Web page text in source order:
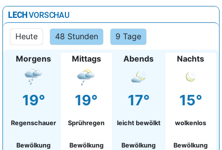
LECHVORSCHAU
Heute 48 Stunden 9 Tage
Morgens
19°
Regenschauer
Bewölkung
Mittags
19°
Sprühregen
Bewölkung
Abends
17°
leicht bewölkt
Bewölkung
Nachts
15°
wolkenlos
Bewölkung